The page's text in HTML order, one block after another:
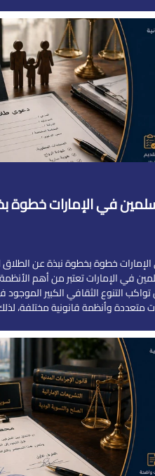
في الإمارات خطوة
خطوة بخطوة نبذة عن
في الإمارات تعتبر من أهم الأنظمة
التنوع الثقافي الكبير
متعددة وأنظمة قانونية مختلفة،